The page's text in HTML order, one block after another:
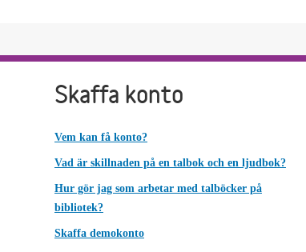
Skaffa konto
Vem kan få konto?
Vad är skillnaden på en talbok och en ljudbok?
Hur gör jag som arbetar med talböcker på
bibliotek?
Skaffa demokonto